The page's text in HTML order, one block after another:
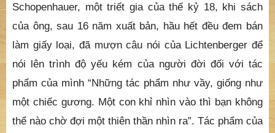
Schopenhauer, một triết gia của thế kỷ 18, khi sách
của ông, sau 16 năm xuất bản, hầu hết đều đem bán
làm giấy loại, đã mượn câu nói của Lichtenberger để
nói lên trình độ yếu kém của người đời đối với tác
phẩm của mình “Những tác phẩm như vầy, giống như
một chiếc gương. Một con khỉ nhìn vào thì bạn không
thể nào chờ đợi một thiên thần nhìn ra”. Tác phẩm của